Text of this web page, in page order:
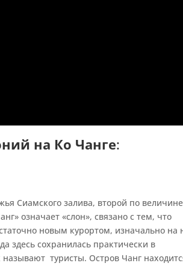
на Ко Чанге:
Сиамского залива, второй по величине
означает «слон», связано с тем, что
новым курортом, изначально на
здесь сохранилась практически в
туристы. Остров Чанг